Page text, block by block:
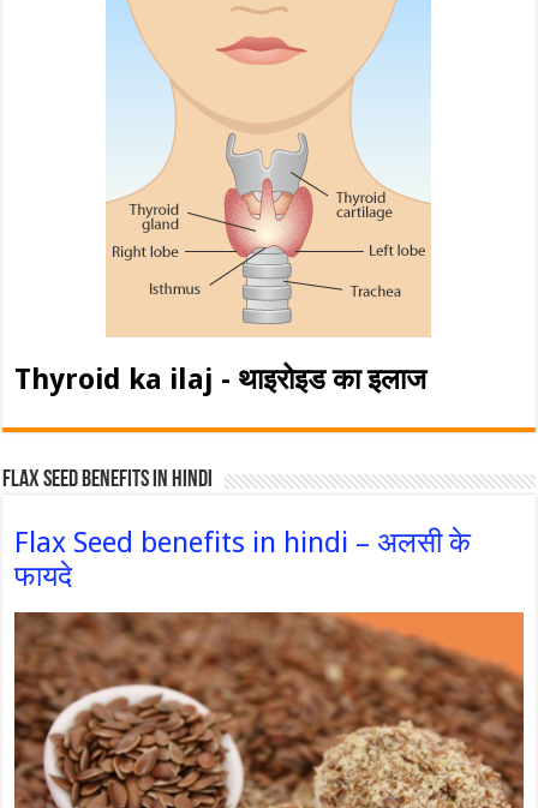
Thyroid ka ilaj - थाइरोइड का इलाज
Flax Seed Benefits in hindi
Flax Seed benefits in hindi – अलसी के
फायदे